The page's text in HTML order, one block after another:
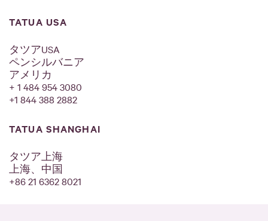
TATUA USA
タツアUSA
ペンシルバニア
アメリカ
+ 1 484 954 3080
+1 844 388 2882
TATUA SHANGHAI
タツア上海
上海、中国
+86 21 6362 8021